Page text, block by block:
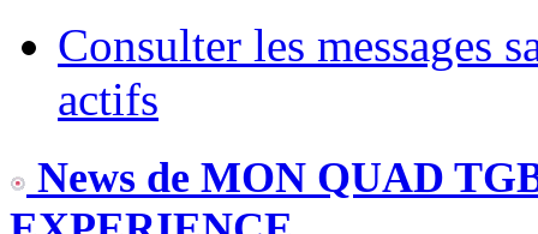
Consulter les messages
actifs
News de MON QUAD